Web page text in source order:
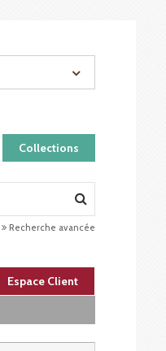
Collections
Recherche avancée
Espace Client